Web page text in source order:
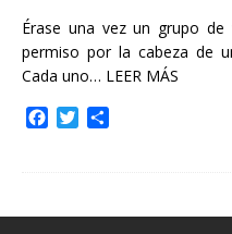
Érase una vez un grupo
permiso por la cabeza de
Cada uno… LEER MÁS
T